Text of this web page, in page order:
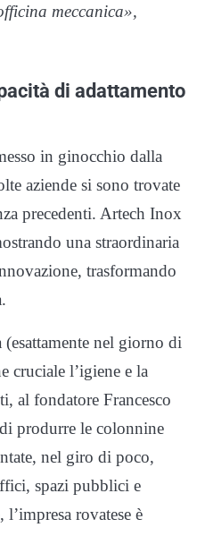
meccanica»,
di adattamento
in ginocchio dalla
aziende si sono trovate
precedenti. Artech Inox
una straordinaria
trasformando
nel giorno di
cruciale l’igiene e la
al fondatore Francesco
produrre le colonnine
nel giro di poco,
spazi pubblici e
rovatese è